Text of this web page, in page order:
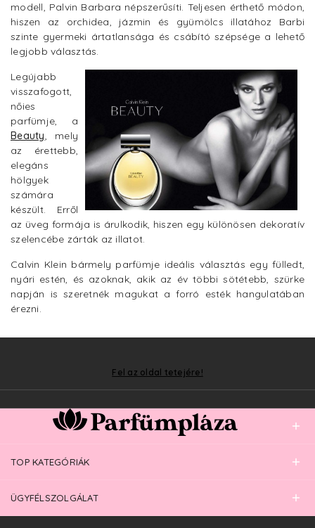
modell, Palvin Barbara népszerűsíti. Teljesen érthető módon,
hiszen az orchidea, jázmin és gyümölcs illatához Barbi
szinte gyermeki ártatlansága és csábító szépsége a lehető
legjobb választás.
Legújabb
visszafogott,
nőies
parfümje, a
Beauty, mely
az érettebb,
elegáns
hölgyek
számára
készült. Erről
az üveg formája is árulkodik, hiszen egy különösen dekoratív
szelencébe zárták az illatot.
Calvin Klein bármely parfümje ideális választás egy fülledt,
nyári estén, és azoknak, akik az év többi sötétebb, szürke
napján is szeretnék magukat a forró esték hangulatában
érezni.
Fel az oldal tetejére!
TOP KATEGÓRIÁK
ÜGYFÉLSZOLGÁLAT